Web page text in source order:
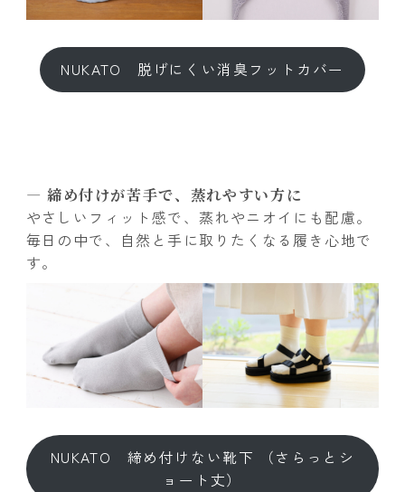
NUKATO 脱げにくい消臭フットカバー
― 締め付けが苦手で、蒸れやすい方に
やさしいフィット感で、蒸れやニオイにも配慮。
毎日の中で、自然と手に取りたくなる履き心地で
す。
NUKATO 締め付けない靴下 （さらっとシ
ョート丈）